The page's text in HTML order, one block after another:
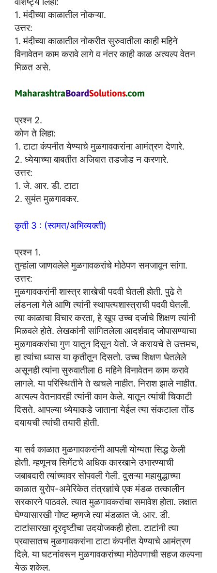
1. मंदीच्या काळातील नोकऱ्या.
उत्तर:
1. मंदीच्या काळातील नोकरीत सुरुवातीला काही महिने
विनावेतन काम करावे लागे व नंतर काही काळ अत्यल्प वेतन
मिळत असे.
प्रश्न 2.
कोण ते लिहा:
1. टाटा कंपनीत येण्याचे मुळगावकरांना आमंत्रण देणारे.
2. ध्येयाच्या बाबतीत अजिबात तडजोड न करणारे.
उत्तर:
1. जे. आर. डी. टाटा
2. सुमंत मुळगावकर.
कृती 3 : (स्वमत/अभिव्यक्ती)
प्रश्न 1.
तुम्हांला जाणवलेले मुळगावकरांचे मोठेपण समजावून सांगा.
उत्तर:
मुळगावकरांनी शास्त्र शाखेची पदवी घेतली होती. पुढे ते
लंडनला गेले आणि त्यांनी स्थापत्यशास्त्राची पदवी घेतली.
त्या काळाचा विचार करता, हे खूप उच्च दर्जाचे शिक्षण त्यांनी
मिळवले होते. लेखकांनी सांगितलेला आदर्शवाद जोपासण्याचा
मुळगावकरांचा गुण यातून दिसून येतो. जे करायचे ते उत्तमच,
हा त्यांचा ध्यास या कृतीतून दिसतो. उच्च शिक्षण घेतलेले
असूनही त्यांना सुरुवातीला 6 महिने विनावेतन काम करावे
लागले. या परिस्थितीने ते खचले नाहीत. निराश झाले नाहीत.
अत्यल्प वेतनावरही त्यांनी काम केले. यातून त्यांची चिकाटी
दिसते. आपल्या ध्येयाकडे जाताना येईल त्या संकटाला तोंड
दयायची त्यांची तयारी होती.
या सर्व काळात मुळगावकरांनी आपली योग्यता सिद्ध केली
होती. म्हणूनच सिमेंटचे अधिक कारखाने उभारण्याची
जबाबदारी त्यांच्यावर सोपवली गेली. दुसऱ्या महायुद्धाच्या
काळात युरोप-अमेरिकेत तंत्रज्ञांचे एक मंडळ तत्कालीन
सरकारने पाठवले. त्यात मुळगावकरांचा समावेश होता. लक्षात
घेण्यासारखी गोष्ट म्हणजे त्या मंडळात जे. आर. डी.
टाटांसारखा दूरदृष्टीचा उदयोजकही होता. टाटांनी त्या
प्रवासातच मुळगावकरांना टाटा कंपनीत येण्याचे आमंत्रण
दिले. या घटनांवरून मुळगावकरांच्या मोठेपणाची सहज कल्पना
येऊ शकेल.